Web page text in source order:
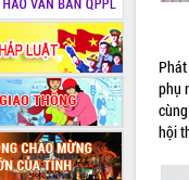
phụ
hội